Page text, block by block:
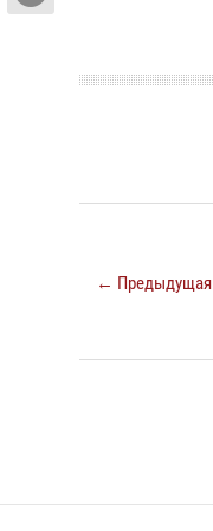
← Предыдущая